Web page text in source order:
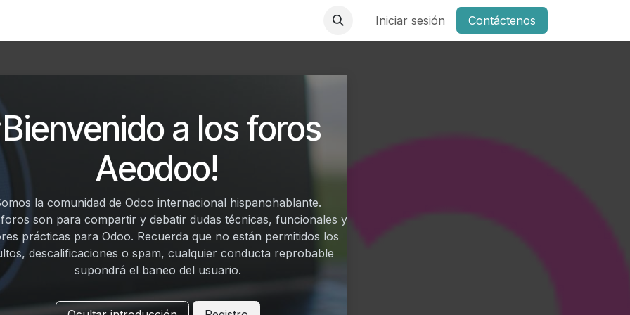
Iniciar sesión Contáctenos
a los foros
Aeodoo!
la comunidad de Odoo internacional hispanohablante.
son para compartir y debatir dudas técnicas, funcionales y
prácticas para Odoo. Recuerda que no están permitidos los
descalificaciones o spam, cualquier conducta reprobable
supondrá el baneo del usuario.